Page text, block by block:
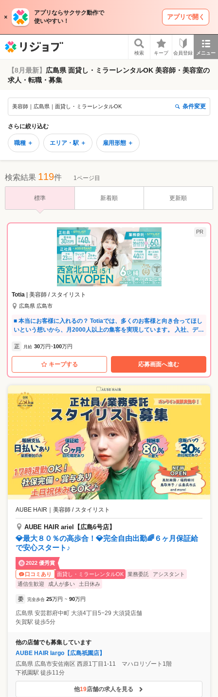
アプリならサクサク動作で
使いやすい！
アプリで開く
検索 キープ 会員登録 メニュー
【8月最新】 広島県 面貸し・ミラーレンタルOK 美容師・美容室の
求人・転職・募集
美容師｜広島県｜面貸し・ミラーレンタルOK 条件変更
さらに絞り込む
職種 ＋ エリア・駅 ＋ 雇用形態 ＋
検索結果 119件 1ページ目
標準 新着順 更新順
PR
Totia | 美容師 / スタイリスト
広島県 広島市
■ 本当にお客様に入れるの？ Totiaでは、多くのお客様と向き合ってほし
いという想いから、月2000人以上の集客を実現しています。 入社、デビ
ストも多数在籍。 しっかり活躍できる環境が整っています。 ■ プライベ
ートの時間、ちゃんと取れる？ Totiaは、ライフスタイルに合わせた働き
方を大切にしています。 土日に家族の予定やライブがあれば、もちろん
お休みOK。 無駄な残業や意味のない拘束もなく、オフの時間を楽しめ
す。 ■ 働く空間や設備も気になる… 全席にTV・タブレット・充電器を完
備。シャンプー台はフルフラットで快適。 一流の商材と最新設備を揃え
た、トレンド発信型の空間で、お客様にもスタッフにも心地よいサロン
を目指しています。 ■ 夢はあるけど、この先が不安… Totiaには、幹部登
用制度や多様なキャリアの道があり、未来を一緒に描ける環境がありま
す。 「やりたいこと」「目指したい姿」、まずはあなたの夢を聞かせて
ください。 その実現を、Totiaがサポートします。 Totiaは、美容師とし
ての成長も、プライベートの充実も、どちらも大切にしたい人にぴった
りのサロンです。 まずは、ぜひサロン見学でTotiaの空気感を感じてみて
ください。 あなたにお会いできる日を楽しみにしています！
正 月給 30万円~100万円
キープする 応募画面へ進む
AUBE HAIR 美容師 / スタイリスト
AUBE HAIR ariel【広島6号店】
💎最大８０％の高歩合！💎完全自由出勤🌈６ヶ月保証給
で安心スタート♪
2022 優秀賞
口コミあり
面貸し・ミラーレンタルOK 業務委託
アシスタント
通信生歓迎
成人が多い 土日休み
委 完全歩合 25万円 ~ 90万円
広島県 安芸郡府中町 大須4丁目5−29 大須貸店舗
矢賀駅 徒歩5分
他の店舗でも募集しています
AUBE HAIR largo【広島祇園店】
広島県 広島市安佐南区 西原1丁目1-11 マハロリゾート1階
下祇園駅 徒歩11分
他19店舗の求人を見る